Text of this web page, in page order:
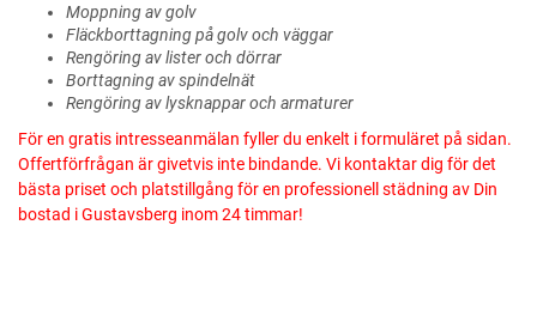
Moppning av golv
Fläckborttagning på golv och väggar
Rengöring av lister och dörrar
Borttagning av spindelnät
Rengöring av lysknappar och armaturer
För en gratis intresseanmälan fyller du enkelt i formuläret på sidan.
Offertförfrågan är givetvis inte bindande. Vi kontaktar dig för det
bästa priset och platstillgång för en professionell städning av Din
bostad i Gustavsberg inom 24 timmar!